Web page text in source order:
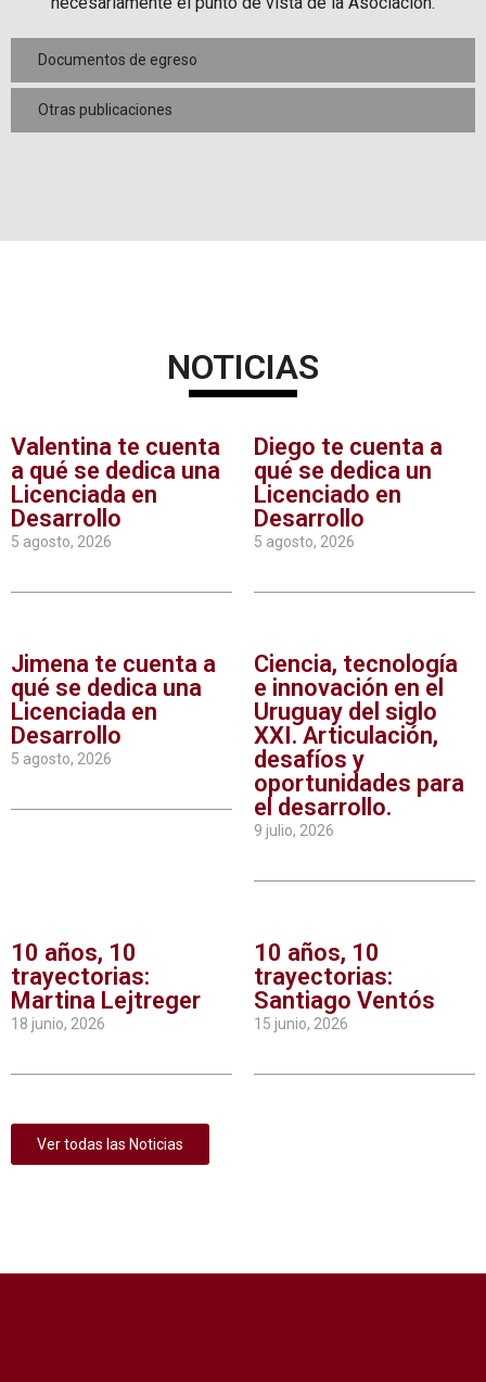
Documentos de egreso
Otras publicaciones
NOTICIAS
Valentina te cuenta
a qué se dedica una
Licenciada en
Desarrollo
5 agosto, 2026
Diego te cuenta a
qué se dedica un
Licenciado en
Desarrollo
5 agosto, 2026
Jimena te cuenta a
qué se dedica una
Licenciada en
Desarrollo
5 agosto, 2026
Ciencia, tecnología
e innovación en el
Uruguay del siglo
XXI. Articulación,
desafíos y
oportunidades para
el desarrollo.
9 julio, 2026
10 años, 10
trayectorias:
Martina Lejtreger
18 junio, 2026
10 años, 10
trayectorias:
Santiago Ventós
15 junio, 2026
Ver todas las Noticias